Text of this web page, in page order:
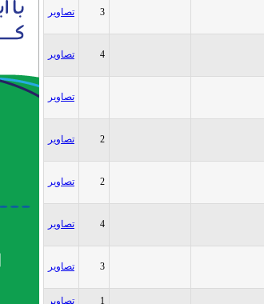
3 تصاویر
4 تصاویر
تصاویر
2 تصاویر
2 تصاویر
4 تصاویر
3 تصاویر
1 تصاویر